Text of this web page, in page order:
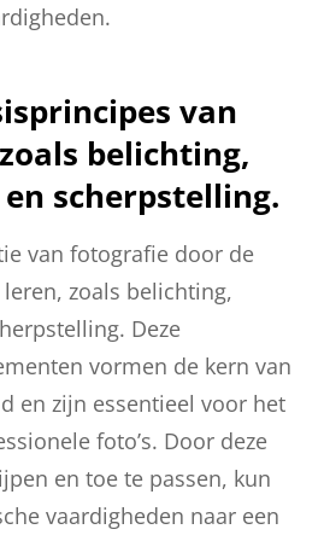
van
belichting,
scherpstelling.
van fotografie door de
zoals belichting,
Deze
vormen de kern van
en zijn essentieel voor het
foto’s. Door deze
en toe te passen, kun
vaardigheden naar een